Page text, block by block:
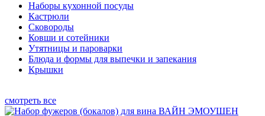
Наборы кухонной посуды
Кастрюли
Сковороды
Ковши и сотейники
Утятницы и пароварки
Блюда и формы для выпечки и запекания
Крышки
смотреть все